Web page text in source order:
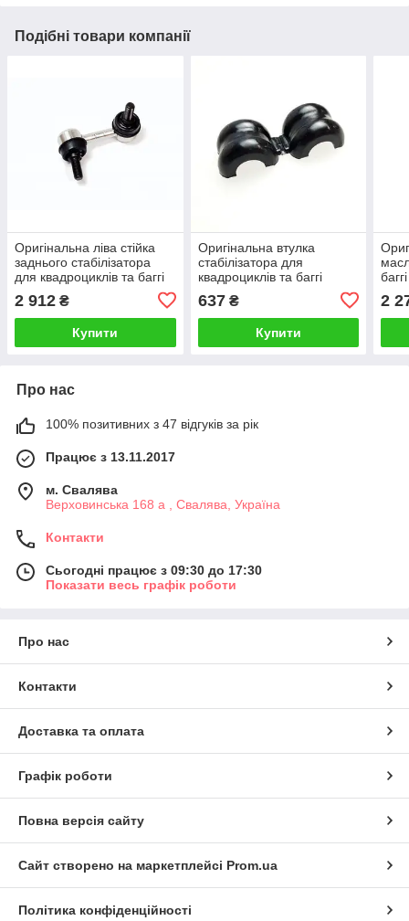
Подібні товари компанії
Оригінальна ліва стійка
заднього стабілізатора
для квадроциклів та баггі
Fugleman UT10
A01D26110001
2 912 ₴
Купити
Оригінальна втулка
стабілізатора для
квадроциклів та баггі
Fugleman UT10
U01D16001001
637₴
Купити
2
Про нас
100% позитивних з 47 відгуків за рік
Працює з 13.11.2017
м. Свалява
Верховинська 168 а , Свалява, Україна
Контакти
Сьогодні працює з 09:30 до 17:30
Показати весь графік роботи
Про нас
Контакти
Доставка та оплата
Графік роботи
Повна версія сайту
Сайт створено на маркетплейсі Prom.ua
Політика конфіденційності